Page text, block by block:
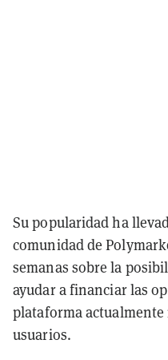
Su popularidad ha
comunidad de
semanas sobre la
ayudar a financiar las
plataforma
usuarios.